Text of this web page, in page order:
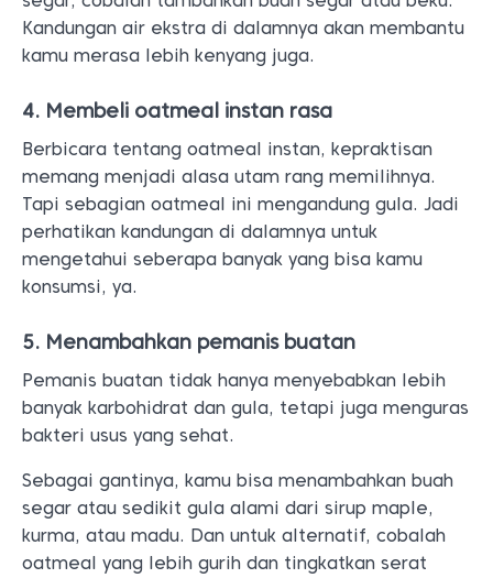
Kandungan air ekstra di dalamnya akan membantu
kamu merasa lebih kenyang juga.
4. Membeli oatmeal instan rasa
Berbicara tentang oatmeal instan, kepraktisan
memang menjadi alasa utam rang memilihnya.
Tapi sebagian oatmeal ini mengandung gula. Jadi
perhatikan kandungan di dalamnya untuk
mengetahui seberapa banyak yang bisa kamu
konsumsi, ya.
5. Menambahkan pemanis buatan
Pemanis buatan tidak hanya menyebabkan lebih
banyak karbohidrat dan gula, tetapi juga menguras
bakteri usus yang sehat.
Sebagai gantinya, kamu bisa menambahkan buah
segar atau sedikit gula alami dari sirup maple,
kurma, atau madu. Dan untuk alternatif, cobalah
oatmeal yang lebih gurih dan tingkatkan serat